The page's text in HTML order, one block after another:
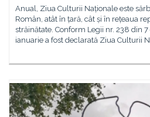
Anual, Ziua Culturii Naționale este
Român, atât în țară, cât și în rețeaua
străinătate. Conform Legii nr. 238 din
ianuarie a fost declarată Ziua Culturii